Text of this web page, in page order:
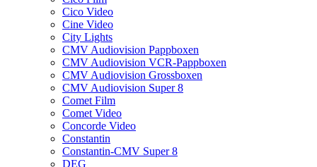
Cico Video
Cine Video
City Lights
CMV Audiovision Pappboxen
CMV Audiovision VCR-Pappboxen
CMV Audiovision Grossboxen
CMV Audiovision Super 8
Comet Film
Comet Video
Concorde Video
Constantin
Constantin-CMV Super 8
DEG